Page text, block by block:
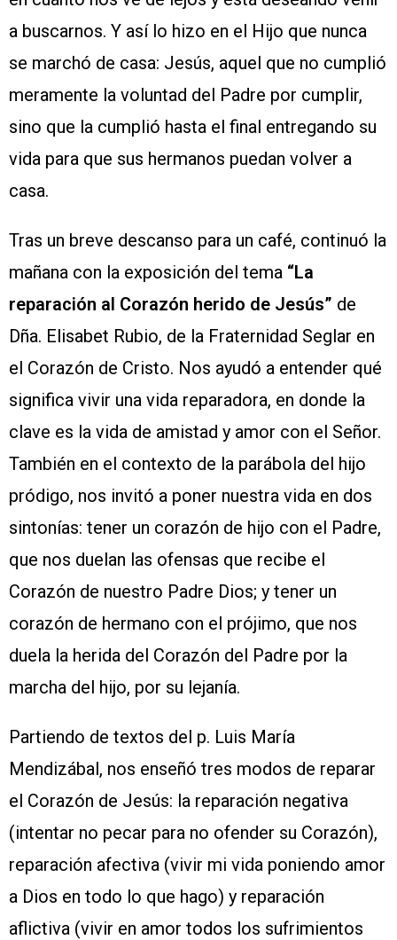
a buscarnos. Y así lo hizo en el Hijo que nunca
se marchó de casa: Jesús, aquel que no cumplió
meramente la voluntad del Padre por cumplir,
sino que la cumplió hasta el final entregando su
vida para que sus hermanos puedan volver a
casa.
Tras un breve descanso para un café, continuó la
mañana con la exposición del tema “La
reparación al Corazón herido de Jesús” de
Dña. Elisabet Rubio, de la Fraternidad Seglar en
el Corazón de Cristo. Nos ayudó a entender qué
significa vivir una vida reparadora, en donde la
clave es la vida de amistad y amor con el Señor.
También en el contexto de la parábola del hijo
pródigo, nos invitó a poner nuestra vida en dos
sintonías: tener un corazón de hijo con el Padre,
que nos duelan las ofensas que recibe el
Corazón de nuestro Padre Dios; y tener un
corazón de hermano con el prójimo, que nos
duela la herida del Corazón del Padre por la
marcha del hijo, por su lejanía.
Partiendo de textos del p. Luis María
Mendizábal, nos enseñó tres modos de reparar
el Corazón de Jesús: la reparación negativa
(intentar no pecar para no ofender su Corazón),
reparación afectiva (vivir mi vida poniendo amor
a Dios en todo lo que hago) y reparación
aflictiva (vivir en amor todos los sufrimientos